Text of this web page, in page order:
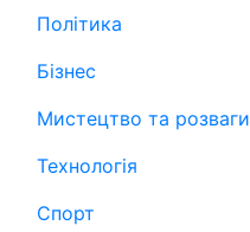
Політика
Бізнес
Мистецтво та розваги
Технологія
Спорт